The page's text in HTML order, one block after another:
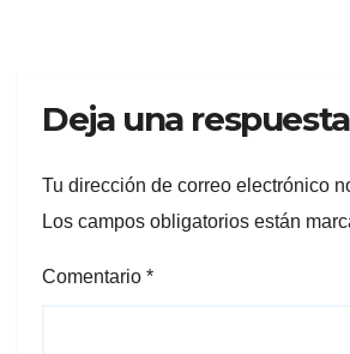
Deja una respuesta
Tu dirección de correo electrónico
Los campos obligatorios están
Comentario *